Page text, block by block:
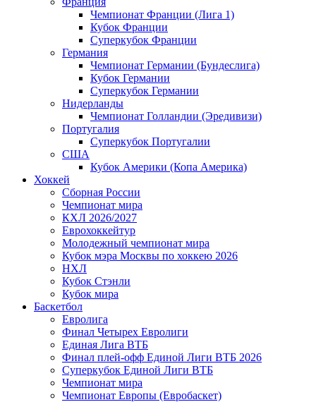
Чемпионат Франции (Лига 1)
Кубок Франции
Суперкубок Франции
Германия
Чемпионат Германии (Бундеслига)
Кубок Германии
Суперкубок Германии
Нидерланды
Чемпионат Голландии (Эредивизи)
Португалия
Суперкубок Португалии
США
Кубок Америки (Копа Америка)
Хоккей
Сборная России
Чемпионат мира
КХЛ 2026/2027
Еврохоккейтур
Молодежный чемпионат мира
Кубок мэра Москвы по хоккею 2026
НХЛ
Кубок Стэнли
Кубок мира
Баскетбол
Евролига
Финал Четырех Евролиги
Единая Лига ВТБ
Финал плей-офф Единой Лиги ВТБ 2026
Суперкубок Единой Лиги ВТБ
Чемпионат мира
Чемпионат Европы (Евробаскет)